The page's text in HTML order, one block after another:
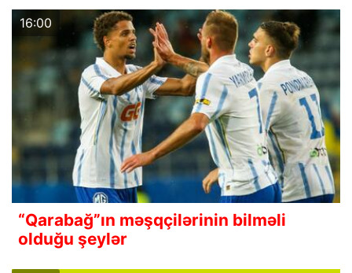
16:00
“Qarabağ”ın məşqçilərinin bilməli
olduğu şeylər